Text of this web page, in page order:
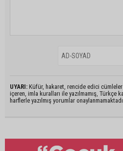
UYARI: Küfür, hakaret, rencide edici cümleler
içeren, imla kuralları ile yazılmamış, Türkçe
harflerle yazılmış yorumlar